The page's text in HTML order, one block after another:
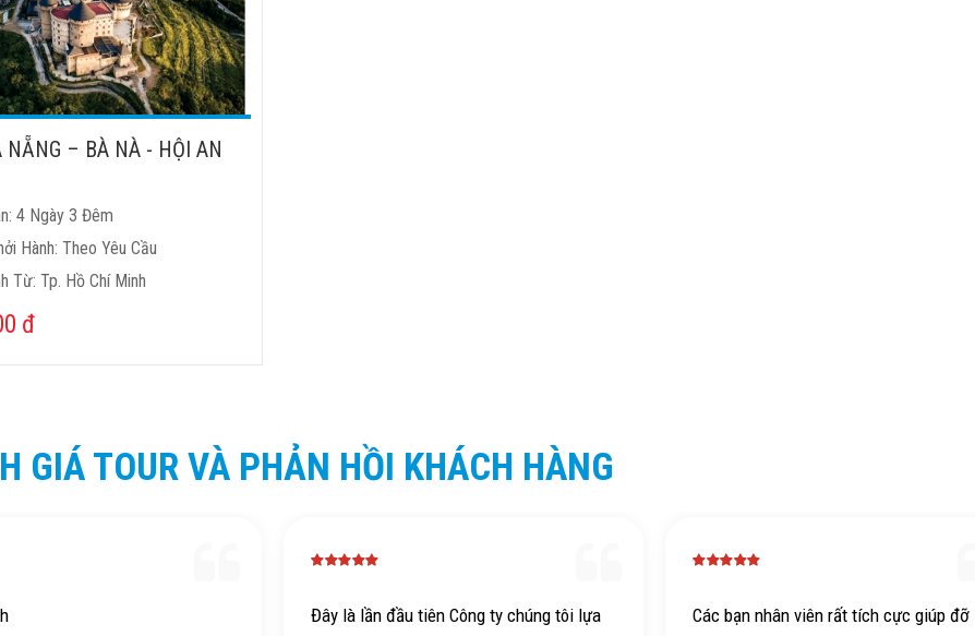
NẴNG – BÀ NÀ - HỘI AN
4 Ngày 3 Đêm
Hành: Theo Yêu Cầu
Từ: Tp. Hồ Chí Minh
đ
GIÁ TOUR VÀ PHẢN HỒI KHÁCH HÀNG
đầu tiên Công ty chúng tôi lựa
Các bạn nhân viên rất tích cực giúp đỡ
Chuyến đi rất hài lòng, HDV hỗ trợ